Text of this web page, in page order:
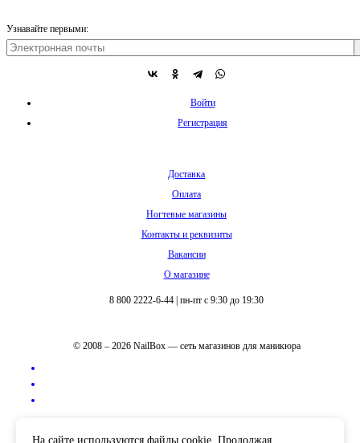
Узнавайте первыми:
Войти
Регистрация
Доставка
Оплата
Ногтевые магазины
Контакты и реквизиты
Вакансии
О магазине
8 800 2222-6-44 пн-пт с 9:30 до 19:30
© 2008 – 2026 NailBox — сеть магазинов для маникюра
На сайте используются файлы cookie. Продолжая